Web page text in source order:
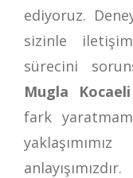
ediyoruz.
sizinle
sürecini
Mugla
fark
anlayışımızdır.